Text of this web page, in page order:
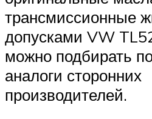
трансмиссионные
допусками VW
можно подбирать
аналоги сторонних
производителей.